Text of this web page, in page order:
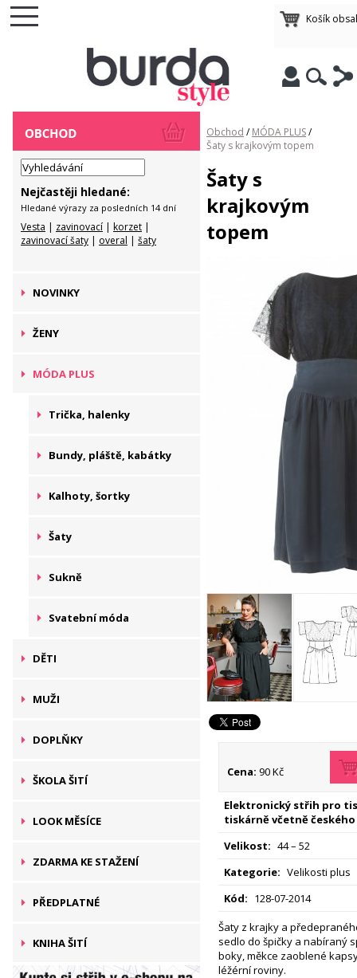
Košík
Nejčastěji hledané:
Hledané výrazy za posledních 14 dní
Vesta | zavinovací | korzet |
zavinovací šaty | overal | šaty
NOVINKY
ŽENY
MÓDA PLUS
Trička, halenky
Bundy, pláště, kabátky
Kalhoty, šortky
Šaty
Sukně
Svatební móda
DĚTI
MUŽI
DOPLŇKY
ŠKOLA ŠITÍ
LOOK MĚSÍCE
ZDARMA KE STAŽENÍ
PŘEDPLATNÉ
KNIHA ŠITÍ
Obchod / MÓDA PLUS/
Šaty s krajkovým topem
Šaty s
krajkovým
topem
Cena: 90 Kč
Elektronický střih pro
tiskárně včetně českého
Velikost: 44 – 52
Kategorie: Velikosti plus
Kód: 128-07-2014
Šaty z krajky a
sedlo do špičky a nabíraný
boky, měkce zaoblené
léžérní roviny.